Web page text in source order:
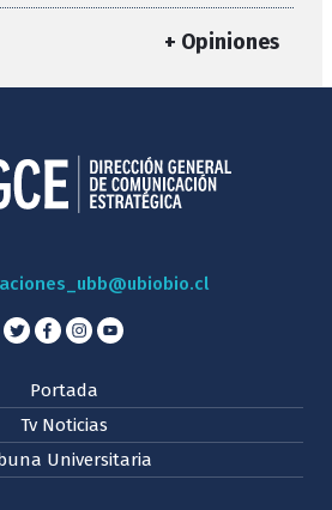
+ Opiniones
Portada
Tv Noticias
Universitaria